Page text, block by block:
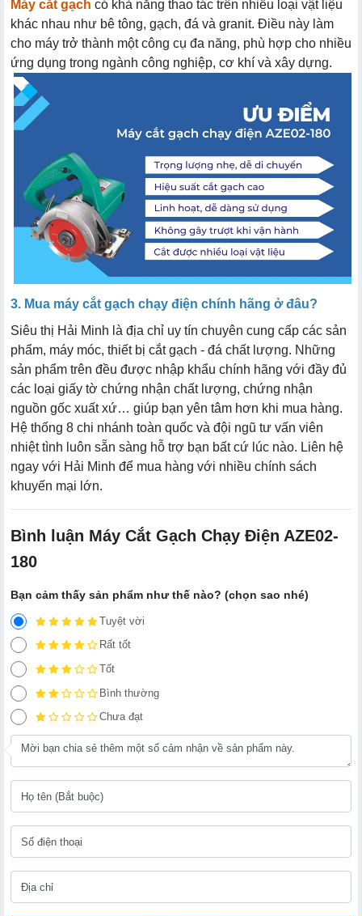
Máy cắt gạch có khả năng thao tác trên nhiều loại vật liệu
khác nhau như bê tông, gạch, đá và granit. Điều này làm
cho máy trở thành một công cụ đa năng, phù hợp cho nhiều
ứng dụng trong ngành công nghiệp, cơ khí và xây dựng.
3. Mua máy cắt gạch chạy điện chính hãng ở đâu?
Siêu thị Hải Minh là địa chỉ uy tín chuyên cung cấp các sản
phẩm, máy móc, thiết bị cắt gạch - đá chất lượng. Những
sản phẩm trên đều được nhập khẩu chính hãng với đầy đủ
các loại giấy tờ chứng nhận chất lượng, chứng nhận
nguồn gốc xuất xứ… giúp bạn yên tâm hơn khi mua hàng.
Hệ thống 8 chi nhánh toàn quốc và đội ngũ tư vấn viên
nhiệt tình luôn sẵn sàng hỗ trợ bạn bất cứ lúc nào. Liên hệ
ngay với Hải Minh để mua hàng với nhiều chính sách
khuyến mại lớn.
Bình luận Máy Cắt Gạch Chạy Điện AZE02-
180
Bạn cảm thấy sản phẩm như thế nào? (chọn sao nhé)
Tuyệt vời
Rất tốt
Tốt
Bình thường
Chưa đạt